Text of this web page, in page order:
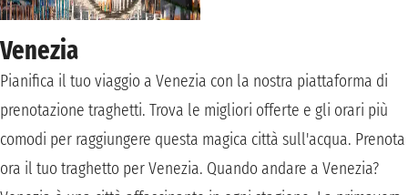
Venezia
Pianifica il tuo viaggio a Venezia con la nostra piattaforma di
prenotazione traghetti. Trova le migliori offerte e gli orari più
comodi per raggiungere questa magica città sull'acqua. Prenota
ora il tuo traghetto per Venezia. Quando andare a Venezia?